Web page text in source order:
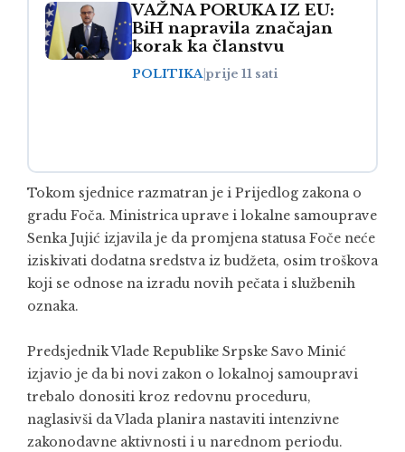
VAŽNA PORUKA IZ EU:
BiH napravila značajan
korak ka članstvu
POLITIKAprije 11 sati
Tokom sjednice razmatran je i Prijedlog zakona o
gradu Foča. Ministrica uprave i lokalne samouprave
Senka Jujić izjavila je da promjena statusa Foče neće
iziskivati dodatna sredstva iz budžeta, osim troškova
koji se odnose na izradu novih pečata i službenih
oznaka.
Predsjednik Vlade Republike Srpske Savo Minić
izjavio je da bi novi zakon o lokalnoj samoupravi
trebalo donositi kroz redovnu proceduru,
naglasivši da Vlada planira nastaviti intenzivne
zakonodavne aktivnosti i u narednom periodu.